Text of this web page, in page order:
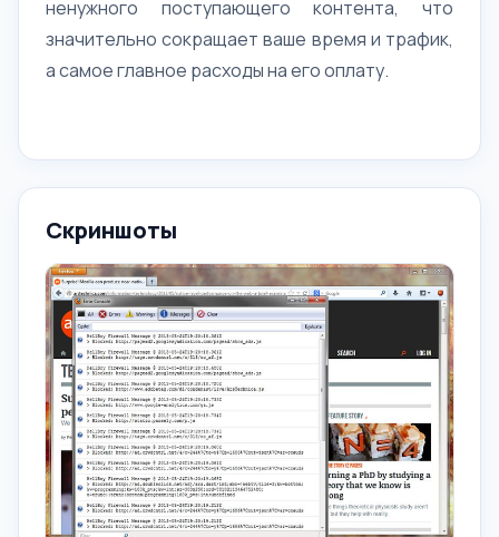
ненужного поступающего контента, что
значительно сокращает ваше время и трафик,
а самое главное расходы на его оплату.
Скриншоты